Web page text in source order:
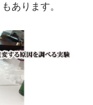
あります。